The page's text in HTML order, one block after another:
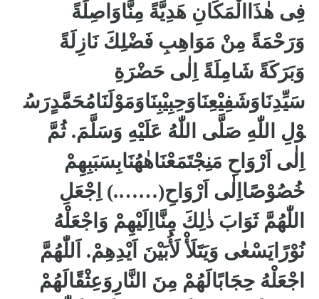
فِى هٰذَاالْمَكَانِ هَدِيَّةً مِنَّاوَاصِلَةً
وَرَحْمَةً مِنْ مَوَاهِبِ فَضْلِكَ نَازِلَةً
وَبَرَكَةً شَامِلَةً اِلٰى حَضْرَةِ
سَيِّدِنَاوَشَفِيْعِنَاوَحِبِيْبِنَاوَمَوْلَنَامُحَمَّدٍرَسُ
وْلِ اللّٰهِ صَلَّى اللّٰهُ عَلَيْهِ وَسَلَّمَ. ثُمَّ
اِلٰى اَرْوَاحِ مَنِجْتَمَعْنَاهٰهُنَابِسَبَبِهِمْ
خُصُوْصًااِلٰى اَرْوَاحِ(…….) اِجْعَلِ
اللّٰهُمَّ ثَوَابَ ذٰلِكَ مِنَّااِلَيْهِمْ وَاجْعَلْهُ
نُوْرًايَسْعٰى وَيَتَلَأْ لَأُبَيْنَ اَيْدِهِمْ. اَللّٰهُمَّ
اجْعَلْهُ حِجَابًالَهُمْ مِنَ النَّارِوَعِثْقًالَهُمْ